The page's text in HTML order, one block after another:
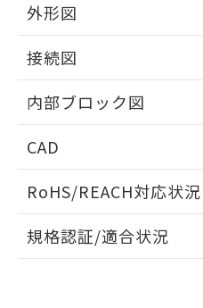
外形図
接続図
内部ブロック図
CAD
ドすることができます。
ログイン
RoHS/REACH対応状況
EU RoHS 注意事項・凡例
規格認証/適合状況